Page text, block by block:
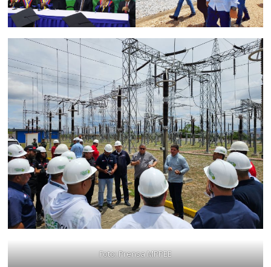
Foto: Prensa MPPEE